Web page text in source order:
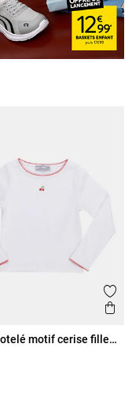
motif cerise fille